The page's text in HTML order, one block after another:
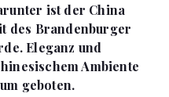
ist der China
des Brandenburger
Eleganz und
Ambiente
geboten.